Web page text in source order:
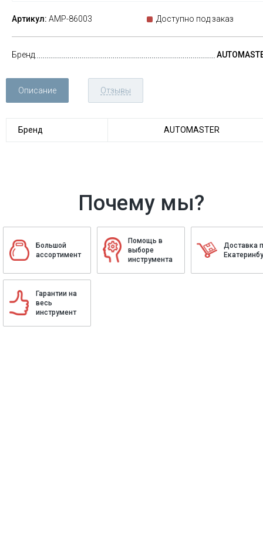
Артикул: AMP-86003 Доступно под заказ
Бренд
Описание Отзывы
Бренд AUTOMASTER
Почему мы?
Большой
ассортимент
Помощь в
выборе
инструмента
Доставка
Гарантии на
весь
инструмент